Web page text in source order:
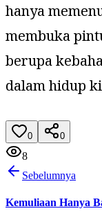
hanya
membuka
berupa
dalam hidup
0 0
8
Sebelumnya
Kemuliaan Hanya